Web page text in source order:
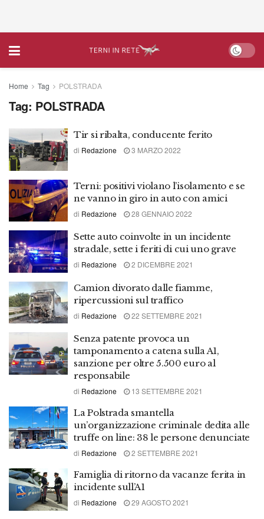
Home Tag POLSTRADA
Tag: POLSTRADA
Tir si ribalta, conducente ferito
di Redazione 3 MARZO 2022
Terni: positivi violano l’isolamento e se
ne vanno in giro in auto con amici
di Redazione 28 GENNAIO 2022
Sette auto coinvolte in un incidente
stradale, sette i feriti di cui uno grave
di Redazione 2 DICEMBRE 2021
Camion divorato dalle fiamme,
ripercussioni sul traffico
di Redazione 22 SETTEMBRE 2021
Senza patente provoca un
tamponamento a catena sulla A1,
sanzione per oltre 5.500 euro al
responsabile
di Redazione 13 SETTEMBRE 2021
La Polstrada smantella
un’organizzazione criminale dedita alle
truffe on line: 38 le persone denunciate
di Redazione 2 SETTEMBRE 2021
Famiglia di ritorno da vacanze ferita in
incidente sull’A1
di Redazione 29 AGOSTO 2021